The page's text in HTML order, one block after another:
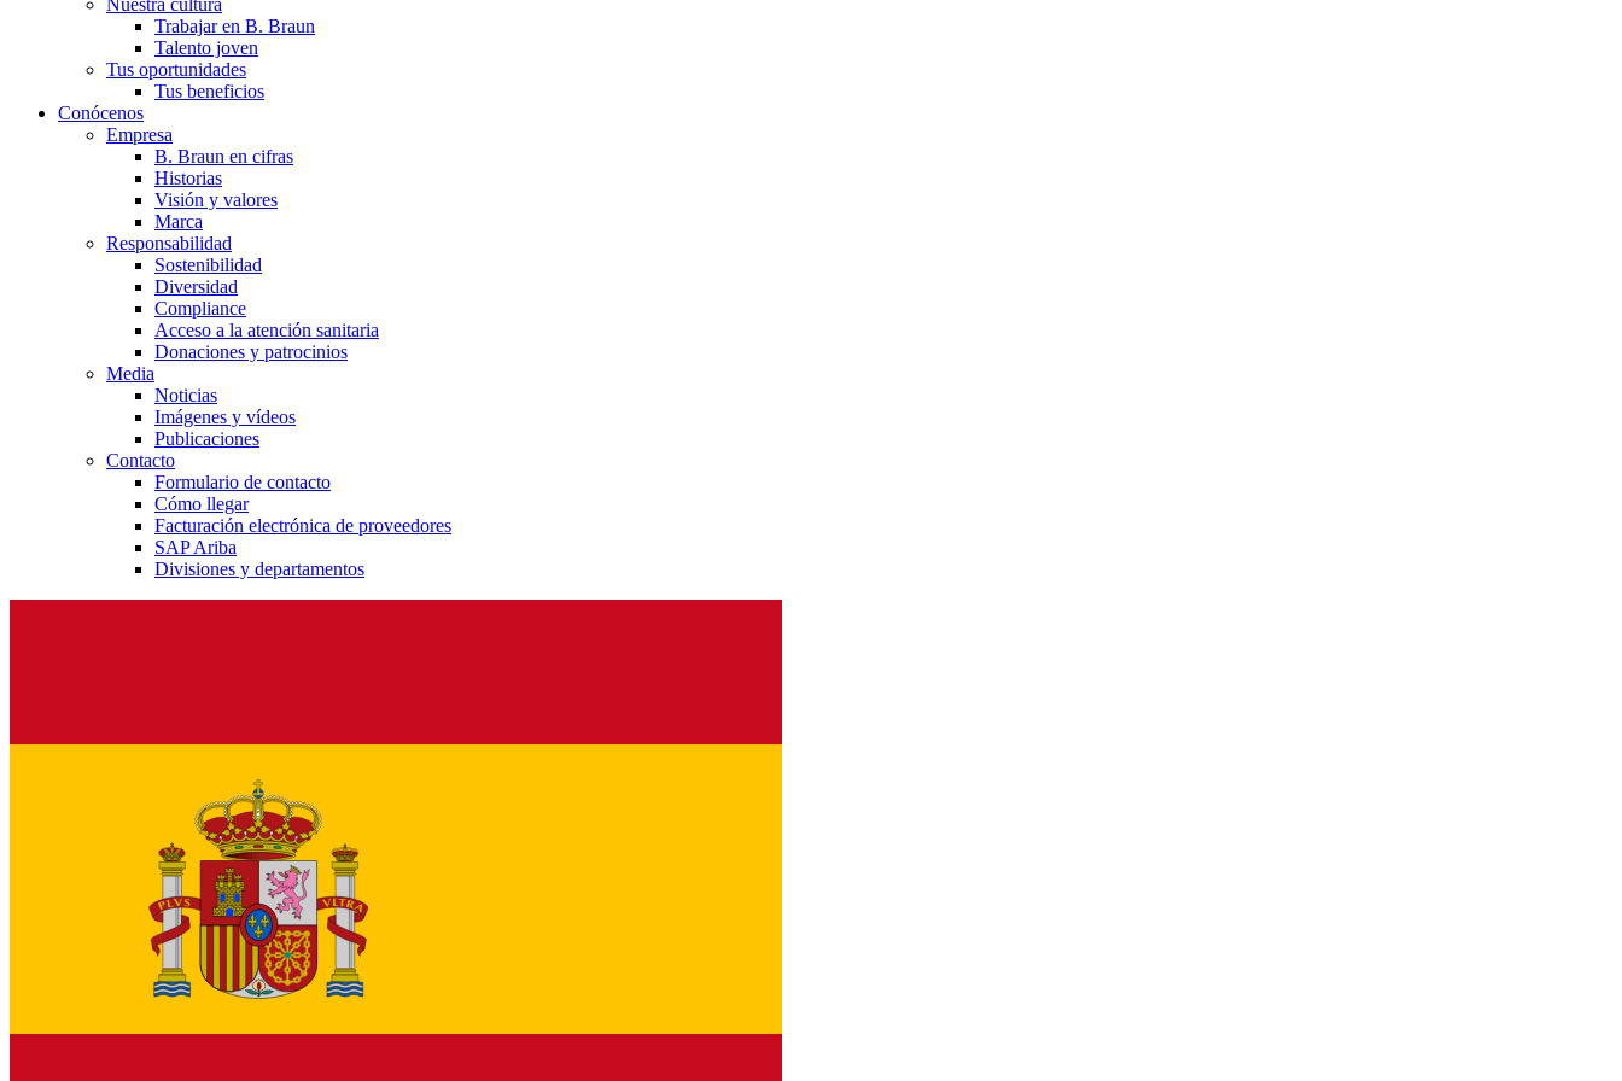
Trabajar en B. Braun
Talento joven
Tus oportunidades
Tus beneficios
Conócenos
Empresa
B. Braun en cifras
Historias
Visión y valores
Marca
Responsabilidad
Sostenibilidad
Diversidad
Compliance
Acceso a la atención sanitaria
Donaciones y patrocinios
Media
Noticias
Imágenes y vídeos
Publicaciones
Contacto
Formulario de contacto
Cómo llegar
Facturación electrónica de proveedores
SAP Ariba
Divisiones y departamentos